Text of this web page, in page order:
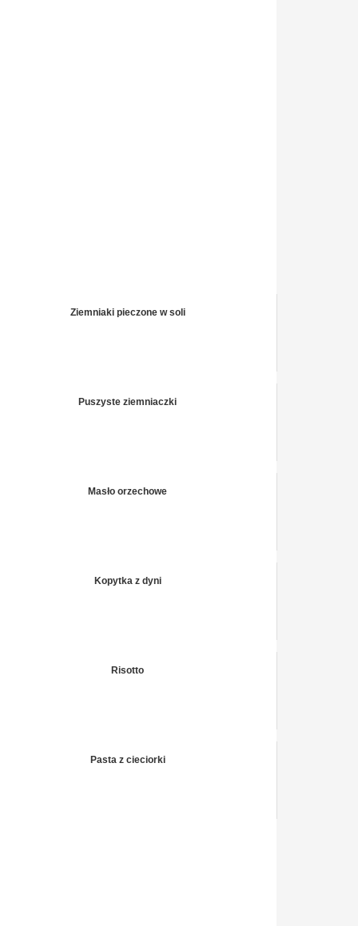
Ziemniaki pieczone w soli
Puszyste ziemniaczki
Masło orzechowe
Kopytka z dyni
Risotto
Pasta z cieciorki